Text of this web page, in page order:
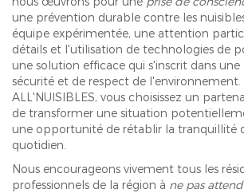
une prévention durable contre les
équipe expérimentée, une attention
détails et l'utilisation de technologies de
une solution efficace qui s'inscrit dans
sécurité et de respect de
ALL'NUISIBLES, vous choisissez un
de transformer une situation
une opportunité de rétablir la tranquillité
quotidien.
Nous encourageons vivement tous les
professionnels de la région à ne pas